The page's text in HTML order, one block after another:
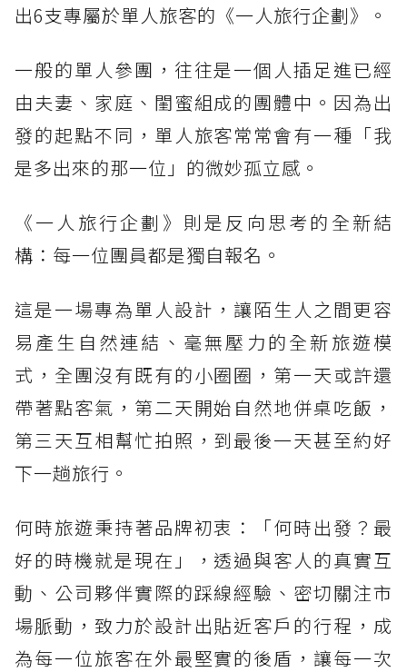
出6支專屬於單人旅客的《一人旅行企劃》。
一般的單人參團，往往是一個人插足進已經
由夫妻、家庭、閨蜜組成的團體中。因為出
發的起點不同，單人旅客常常會有一種「我
是多出來的那一位」的微妙孤立感。
《一人旅行企劃》則是反向思考的全新結
構：每一位團員都是獨自報名。
這是一場專為單人設計，讓陌生人之間更容
易產生自然連結、毫無壓力的全新旅遊模
式，全團沒有既有的小圈圈，第一天或許還
帶著點客氣，第二天開始自然地併桌吃飯，
第三天互相幫忙拍照，到最後一天甚至約好
下一趟旅行。
何時旅遊秉持著品牌初衷：「何時出發？最
好的時機就是現在」，透過與客人的真實互
動、公司夥伴實際的踩線經驗、密切關注市
場脈動，致力於設計出貼近客戶的行程，成
為每一位旅客在外最堅實的後盾，讓每一次